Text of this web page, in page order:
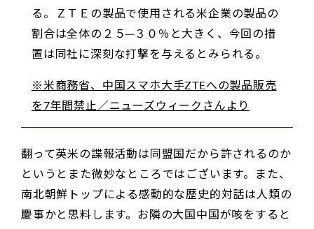
る。ＺＴＥの製品で使用される米企業の製品の
割合は全体の２５─３０％と大きく、今回の措
置は同社に深刻な打撃を与えるとみられる。
※米商務省、中国スマホ大手ZTEへの製品販売
を7年間禁止／ニューズウィークさんより
翻って英米の諜報活動は同盟国だから許されるのか
というとまた微妙なところではございます。また、
南北朝鮮トップによる感動的な歴史的対話は人類の
慶事かと思料します。お隣の大国中国が咳をすると